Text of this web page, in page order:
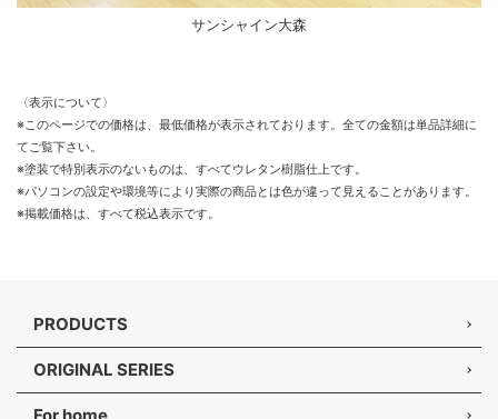
サンシャイン大森
〈表示について〉
※このページでの価格は、最低価格が表示されております。全ての金額は単品詳細に
てご覧下さい。
※塗装で特別表示のないものは、すべてウレタン樹脂仕上です。
※パソコンの設定や環境等により実際の商品とは色が違って見えることがあります。
※掲載価格は、すべて税込表示です。
PRODUCTS
ORIGINAL SERIES